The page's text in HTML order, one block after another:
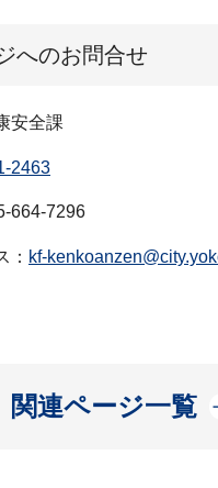
へのお問合せ
安全課
2463
664-7296
： kf-
関連ページ一覧
開く